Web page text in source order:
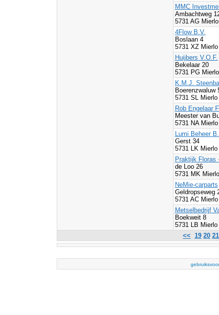
MMC
Ambachtweg
5731 AG
4Flow B.V.
Boslaan 4
5731 XZ
Huijbers V.O.F.
Bekelaar 20
5731 PG
K.M.J.
Boerenzwaluw
5731 SL
Rob Engelaar
Meester van
5731 NA
Lumi Beheer
Gerst 34
5731 LK
Praktijk Floras
de Loo 26
5731 MK
NeMie-carparts
Geldropseweg
5731 AC
Metselbedrijf
Boekweit 8
5731 LB
<< 19 20 21